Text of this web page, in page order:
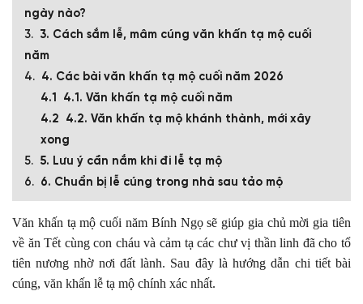
ngày nào?
3. Cách sắm lễ, mâm cúng văn khấn tạ mộ cuối
năm
4. Các bài văn khấn tạ mộ cuối năm 2026
4.1. Văn khấn tạ mộ cuối năm
4.2. Văn khấn tạ mộ khánh thành, mới xây
xong
5. Lưu ý cần nắm khi đi lễ tạ mộ
6. Chuẩn bị lễ cúng trong nhà sau tảo mộ
Văn khấn tạ mộ cuối năm Bính Ngọ sẽ giúp gia chủ mời gia tiên
về ăn Tết cùng con cháu và cảm tạ các chư vị thần linh đã cho tổ
tiên nương nhờ nơi đất lành. Sau đây là hướng dẫn chi tiết bài
cúng, văn khấn lễ tạ mộ chính xác nhất.